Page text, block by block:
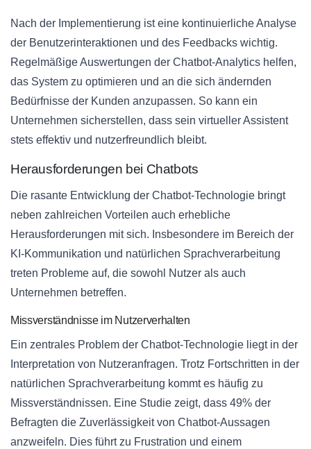
Nach der Implementierung ist eine kontinuierliche Analyse
der Benutzerinteraktionen und des Feedbacks wichtig.
Regelmäßige Auswertungen der Chatbot-Analytics helfen,
das System zu optimieren und an die sich ändernden
Bedürfnisse der Kunden anzupassen. So kann ein
Unternehmen sicherstellen, dass sein virtueller Assistent
stets effektiv und nutzerfreundlich bleibt.
Herausforderungen bei Chatbots
Die rasante Entwicklung der Chatbot-Technologie bringt
neben zahlreichen Vorteilen auch erhebliche
Herausforderungen mit sich. Insbesondere im Bereich der
KI-Kommunikation und natürlichen Sprachverarbeitung
treten Probleme auf, die sowohl Nutzer als auch
Unternehmen betreffen.
Missverständnisse im Nutzerverhalten
Ein zentrales Problem der Chatbot-Technologie liegt in der
Interpretation von Nutzeranfragen. Trotz Fortschritten in der
natürlichen Sprachverarbeitung kommt es häufig zu
Missverständnissen. Eine Studie zeigt, dass 49% der
Befragten die Zuverlässigkeit von Chatbot-Aussagen
anzweifeln. Dies führt zu Frustration und einem